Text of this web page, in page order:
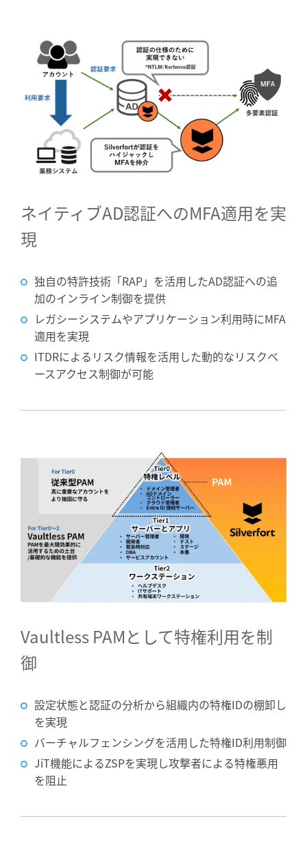
ネイティブAD認証へのMFA適用を実
現
独自の特許技術「RAP」を活用したAD認証への追
加のインライン制御を提供
レガシーシステムやアプリケーション利用時にMFA
適用を実現
ITDRによるリスク情報を活用した動的なリスクベ
ースアクセス制御が可能
Vaultless PAMとして特権利用を制
御
設定状態と認証の分析から組織内の特権IDの棚卸し
を実現
バーチャルフェンシングを活用した特権ID利用制御
JiT機能によるZSPを実現し攻撃者による特権悪用
を阻止